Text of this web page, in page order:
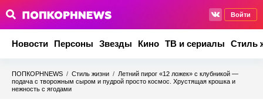
Войти
Новости Персоны Звезды Кино ТВ и сериалы Стиль
ПОПКОРНNEWS / Стиль жизни / Летний пирог «12 ложек» с клубникой —
подача с творожным сыром и пудрой просто космос. Хрустящая крошка и
нежность с ягодами